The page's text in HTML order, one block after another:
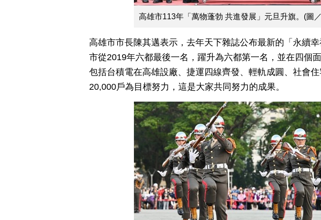
高雄市113年「萬物蓬勃 共進發展」元旦升旗。(圖
高雄市市長陳其邁表示，去年天下雜誌公布最新的「永續
市從2019年六都最後一名，躍升為六都第一名，並在四個
包括台積電在高雄設廠、捷運四線齊發、輕軌成圓、社會
20,000戶為目標努力，這是大家共同努力的成果。